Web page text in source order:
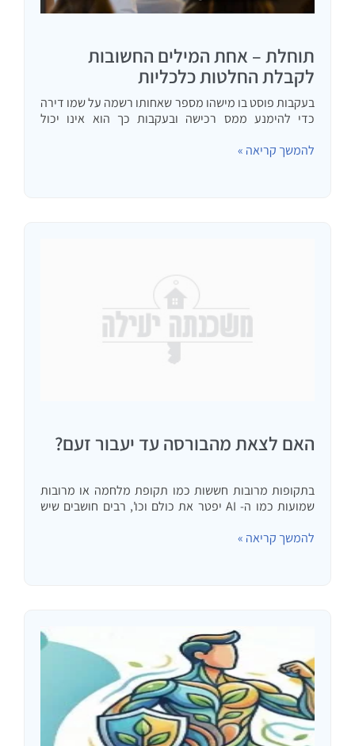
תוחלת – אחת המילים החשובות
לקבלת החלטות כלכליות
בעקבות פוסט בו מישהו מספר שאחותו רשמה על שמו דירה
כדי להימנע ממס רכישה ובעקבות כך הוא אינו יכול
הנזק שגרמה לאחיה אך עולה השאלה מה סכום…
להמשך קריאה »
האם לצאת מהבורסה עד יעבור זעם?
בתקופות מרובות חששות כמו תקופת מלחמה או מרובות
שמועות כמו ה- AI יפטר את כולם וכו', רבים חושבים שיש
בסרטון הפעם התמודדות עם טענה זו והמלצה שלי…
להמשך קריאה »